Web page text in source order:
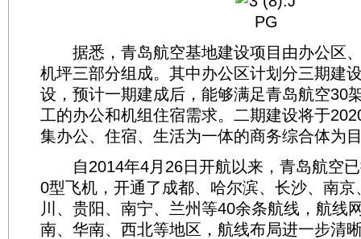
据悉，青岛航空基地建设项目由办公区
机坪三部分组成。其中办公区计划分三期建
设，预计一期建成后，能够满足青岛航空30
工的办公和机组住宿需求。二期建设将于
集办公、住宿、生活为一体的商务综合体为
自2014年4月26日开航以来，青岛航空已
0型飞机，开通了成都、哈尔滨、长沙、南
川、贵阳、南宁、兰州等40余条航线，航线
南、华南、西北等地区，航线布局进一步清